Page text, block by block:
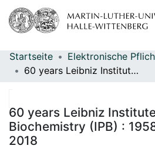
Bereiche & Sammlungen
Statistiken
Startseite
60 years Leibniz Institute of Plant Biochemistry (IPB) : 1958-2018 : 1958-2018
60 years Leibniz
Biochemistry (IPB) :
2018